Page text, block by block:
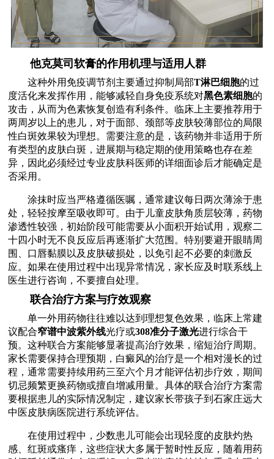
他克莫司软膏的作用机理与适用人群
这种外用免疫调节剂主要通过抑制局部T淋巴细胞的过
度活化来发挥作用，能够减轻自身免疫系统对黑色素细胞的
攻击，从而为色素恢复创造有利条件。临床上主要推荐用于
两周岁以上的患儿，对于面部、颈部等皮肤较薄部位的局限
性白斑效果较为理想。需要注意的是，该药物并非适用于所
有类型的皮肤白斑，进展期与稳定期的使用策略也存在差
异，因此必须经过专业皮肤科医师的详细面诊后才能确定是
否采用。
涂抹时应当严格遵循医嘱，通常建议每日两次薄涂于患
处，轻轻按摩至吸收即可。由于儿童皮肤角质层较薄，药物
渗透性较强，初始阶段可能需要从小面积开始试用，观察二
十四小时无不良反应后再逐渐扩大范围。特别要避开眼睛周
围、口唇黏膜以及皮肤破损处，以免引起不必要的刺激反
应。如果在使用过程中出现异常情况，家长应及时联系线上
医生进行咨询，不要擅自处理。
联合治疗方案与疗效观察
单一外用药物往往难以达到理想复色效果，临床上常建
议配合窄谱中波紫外线光疗或308准分子激光进行综合干
预。这种联合方案能够显著提高治疗效果，缩短治疗周期。
家长需要保持合理预期，白癜风的治疗是一个相对漫长的过
程，通常需要持续用药三至六个月才能评估初步疗效，期间
切忌频繁更换药物或擅自增减用量。具体的联合治疗方案需
要根据患儿的实际情况制定，建议家长带孩子到石家庄远大
中医皮肤病医院进行系统评估。
在使用过程中，少数患儿可能会出现轻度的皮肤灼热
感、红斑或瘙痒，这些症状大多属于暂时性反应，随着用药